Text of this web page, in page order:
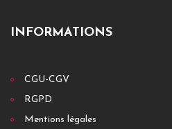
INFORMATIONS
CGU-CGV
RGPD
Mentions légales